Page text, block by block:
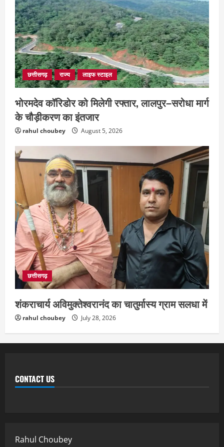
छत्तीसगढ़ राज्य लाइफ स्टाइल
भोरमदेव कॉरिडोर को मिलेगी रफ्तार, लालपुर–सरोधा मार्ग
के चौड़ीकरण का इंतजार
rahul choubey August 5, 2026
छत्तीसगढ़
शंकराचार्य अविमुक्तेश्वरानंद का चातुर्मास्य ग्राम सलधा में
rahul choubey July 28, 2026
CONTACT US
Rahul Choubey